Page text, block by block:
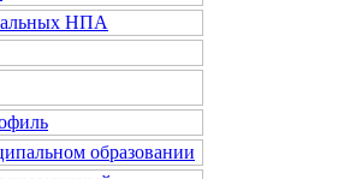
НПА
образовании